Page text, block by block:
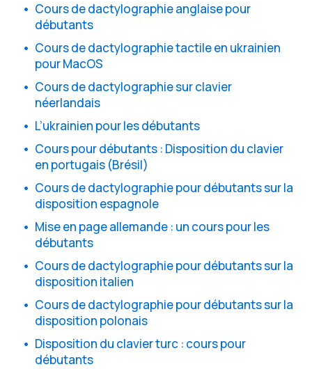
Cours de dactylographie anglaise pour
débutants
Cours de dactylographie tactile en ukrainien
pour MacOS
Cours de dactylographie sur clavier
néerlandais
L’ukrainien pour les débutants
Cours pour débutants : Disposition du clavier
en portugais (Brésil)
Cours de dactylographie pour débutants sur la
disposition espagnole
Mise en page allemande : un cours pour les
débutants
Cours de dactylographie pour débutants sur la
disposition italien
Cours de dactylographie pour débutants sur la
disposition polonais
Disposition du clavier turc : cours pour
débutants